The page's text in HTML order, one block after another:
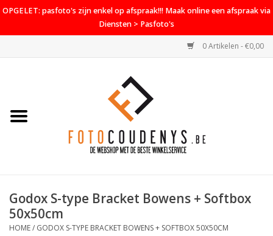
OPGELET: pasfoto's zijn enkel op afspraak!!! Maak online een afspraak via
Diensten > Pasfoto's
0 Artikelen - €0,00
Home
PROMO
Diensten
Godox S-type Bracket Bowens + Softbox
50x50cm
HOME/ GODOX S-TYPE BRACKET BOWENS + SOFTBOX 50X50CM